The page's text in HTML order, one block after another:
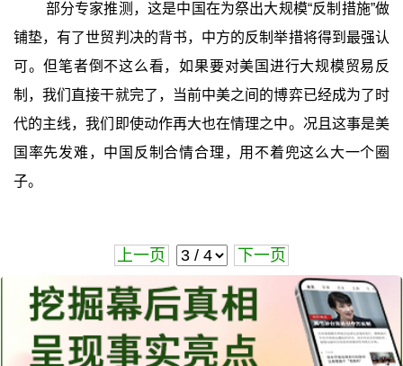
部分专家推测，这是中国在为祭出大规模“反制措施”做
铺垫，有了世贸判决的背书，中方的反制举措将得到最强认
可。但笔者倒不这么看，如果要对美国进行大规模贸易反
制，我们直接干就完了，当前中美之间的博弈已经成为了时
代的主线，我们即使动作再大也在情理之中。况且这事是美
国率先发难，中国反制合情合理，用不着兜这么大一个圈
子。
上一页 下一页